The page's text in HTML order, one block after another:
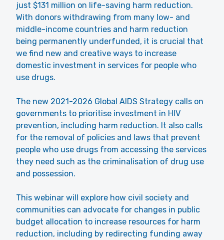
just $131 million on life-saving harm reduction.
With donors withdrawing from many low- and
middle-income countries and harm reduction
being permanently underfunded, it is crucial that
we find new and creative ways to increase
domestic investment in services for people who
use drugs.
The new 2021-2026 Global AIDS Strategy calls on
governments to prioritise investment in HIV
prevention, including harm reduction. It also calls
for the removal of policies and laws that prevent
people who use drugs from accessing the services
they need such as the criminalisation of drug use
and possession.
This webinar will explore how civil society and
communities can advocate for changes in public
budget allocation to increase resources for harm
reduction, including by redirecting funding away